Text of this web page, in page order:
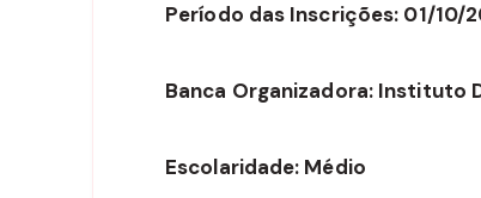
Período das Inscrições: 01/10/
Banca Organizadora: Instituto
Escolaridade: Médio